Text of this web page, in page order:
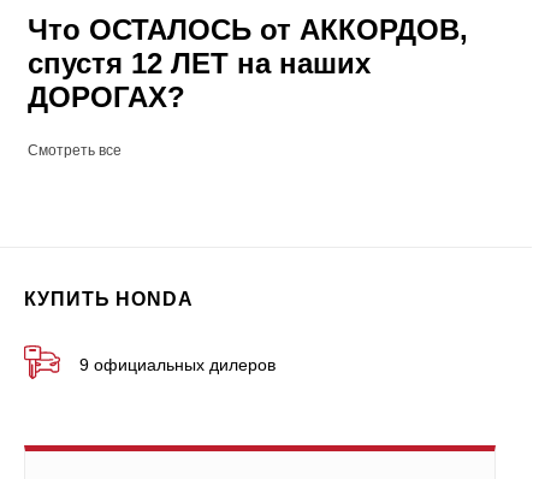
Что ОСТАЛОСЬ от АККОРДОВ,
спустя 12 ЛЕТ на наших
ДОРОГАХ?
Смотреть все
КУПИТЬ HONDA
9 официальных дилеров